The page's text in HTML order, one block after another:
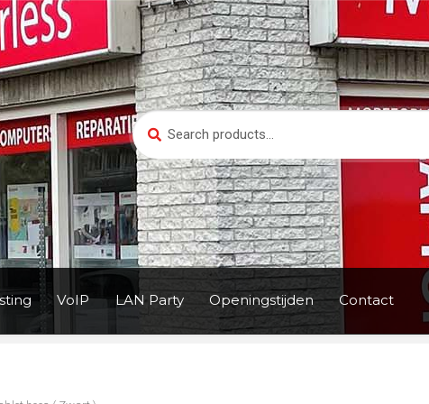
Search
for:
Search
VoIP LAN Party Openingstijden Contact